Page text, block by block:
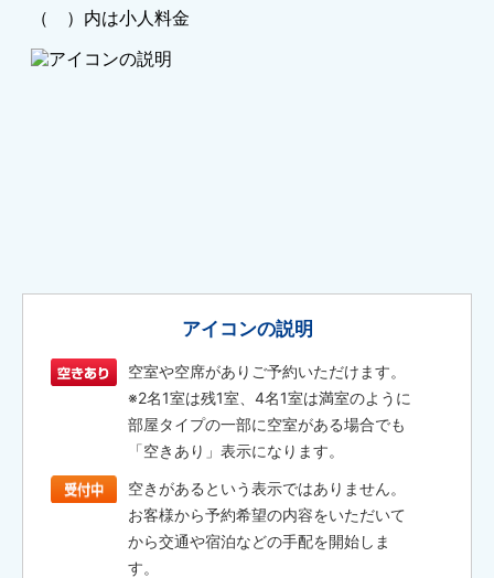
アイコンの説明
空室や空席がありご予約いただけます。
※2名1室は残1室、4名1室は満室のように
部屋タイプの一部に空室がある場合でも
「空きあり」表示になります。
空きがあるという表示ではありません。
お客様から予約希望の内容をいただいて
から交通や宿泊などの手配を開始しま
す。